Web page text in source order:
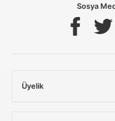
Sosya
Üyelik